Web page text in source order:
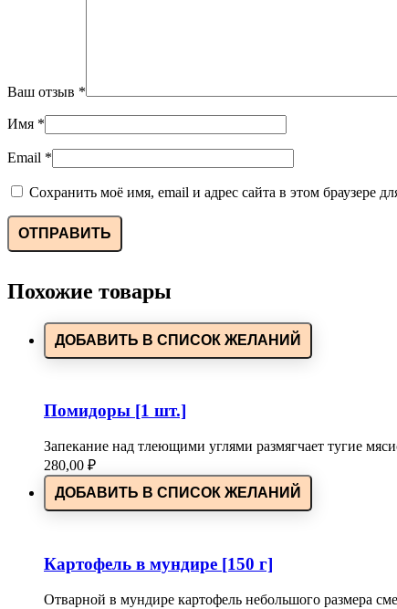
Ваш отзыв *
Имя *
Email *
Сохранить моё имя, email и адрес сайта в этом браузере
Похожие товары
ДОБАВИТЬ В СПИСОК ЖЕЛАНИЙ
Помидоры [1 шт.]
Запекание над тлеющими углями размягчает тугие
280,00 ₽
ДОБАВИТЬ В СПИСОК ЖЕЛАНИЙ
Картофель в мундире [150 г]
Отварной в мундире картофель небольшого размера